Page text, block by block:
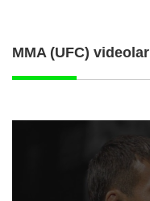
MMA (UFC) videolar